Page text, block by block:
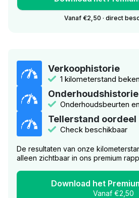
Vanaf €2,50 · direct
Verkoophistorie
1 kilometerstand
Onderhoudshistorie
Onderhoudsbeurten
Tellerstand oordeel
Check beschikbaar
De resultaten van onze
alleen zichtbaar in ons premium
Download het
Vanaf €2,50